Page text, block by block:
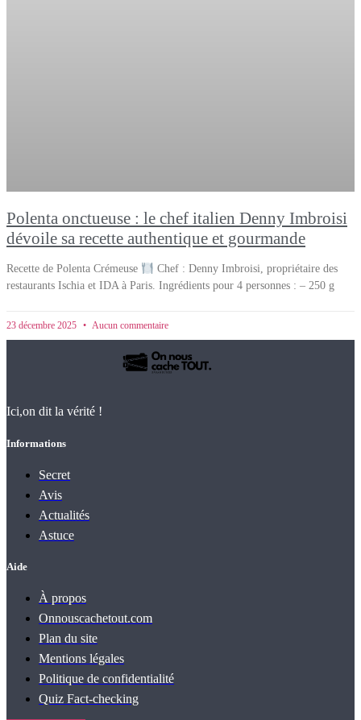
Polenta onctueuse : le chef italien Denny Imbroisi
dévoile sa recette authentique et gourmande
Recette de Polenta Crémeuse
Chef : Denny Imbroisi, propriétaire des
restaurants Ischia et IDA à Paris. Ingrédients pour 4 personnes : – 250 g
23 décembre 2025 Aucun commentaire
Ici,on dit la vérité !
Informations
Secret
Avis
Actualités
Astuce
Aide
À propos
Onnouscachetout.com
Plan du site
Mentions légales
Politique de confidentialité
Quiz Fact‑checking